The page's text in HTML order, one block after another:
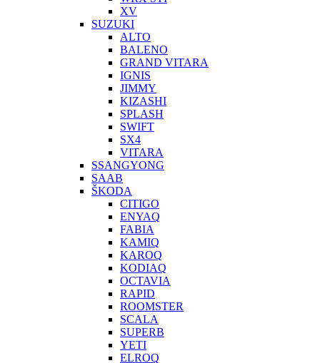
XV
SUZUKI
ALTO
BALENO
GRAND VITARA
IGNIS
JIMMY
KIZASHI
SPLASH
SWIFT
SX4
VITARA
SSANGYONG
SAAB
ŠKODA
CITIGO
ENYAQ
FABIA
KAMIQ
KAROQ
KODIAQ
OCTAVIA
RAPID
ROOMSTER
SCALA
SUPERB
YETI
ELROQ